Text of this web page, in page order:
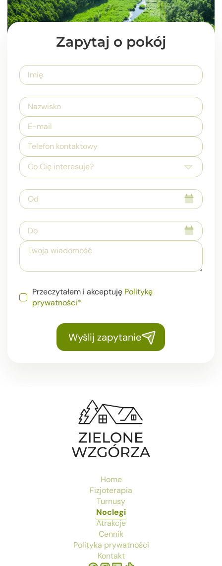
Zapytaj o pokój
Co Cię interesuje?
Przeczytałem i akceptuję Politykę
prywatności*
Wyślij zapytanie
Home
Fizjoterapia
Turnusy
Noclegi
Atrakcje
Cennik
Polityka prywatności
Kontakt